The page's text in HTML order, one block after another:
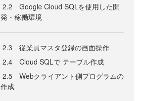
2.2 Google Cloud SQLを使用した開
発・稼働環境
2.3 従業員マスタ登録の画面操作
2.4 Cloud SQLで テーブル作成
2.5 Webクライアント側プログラムの
作成